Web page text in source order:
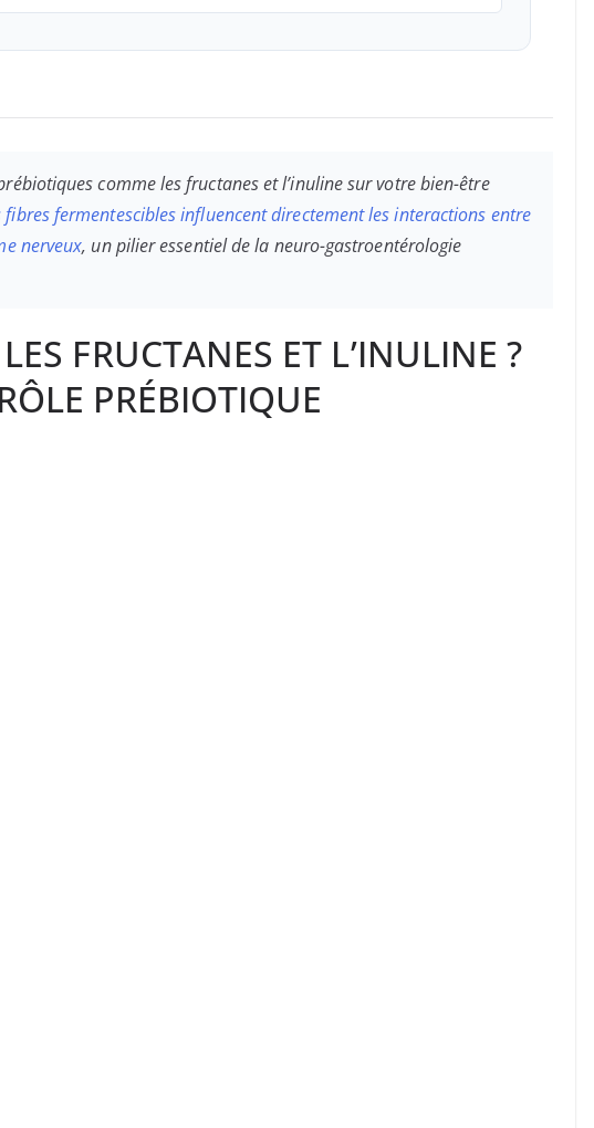
comme les fructanes et l’inuline sur votre bien-être
fibres fermentescibles influencent directement les interactions entre
nerveux, un pilier essentiel de la neuro-gastroentérologie
FRUCTANES ET L’INULINE ?
PRÉBIOTIQUE